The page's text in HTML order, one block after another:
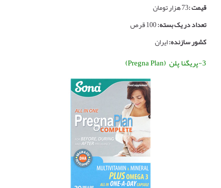
قیمت :73 هزار تومان
تعداد در یک بسته:100 قرص
کشور سازنده:ایران
3-پریگنا پلن (Pregna Plan)